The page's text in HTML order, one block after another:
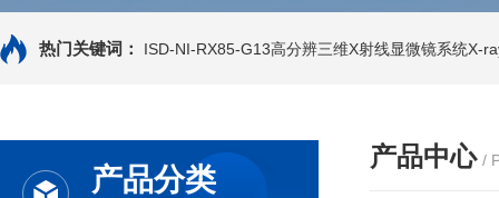
热门关键词： ISD-NI-RX85-G13高分辨三维X射线显微镜系统X-
产品分类
产品中心 /